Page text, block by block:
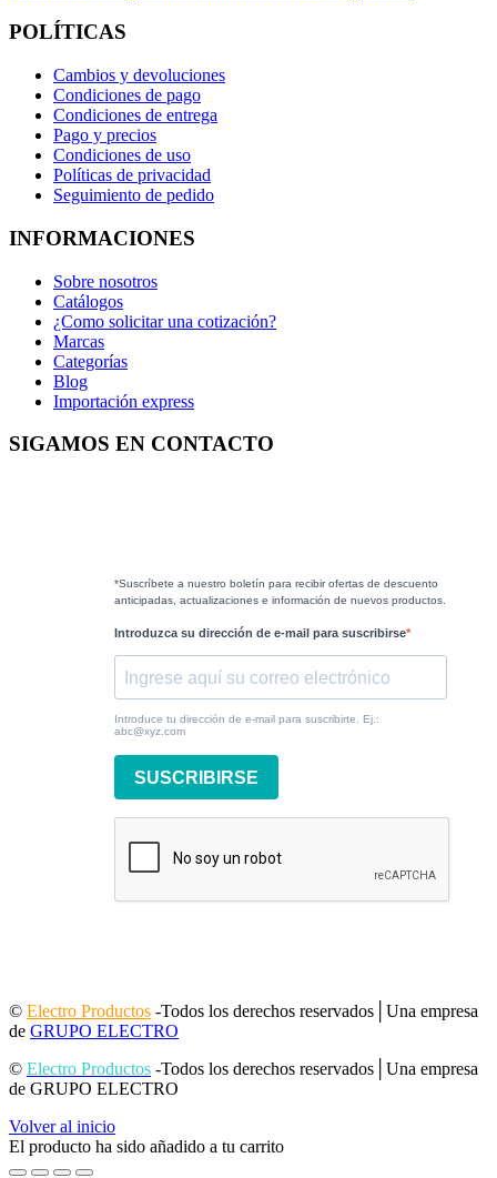
POLÍTICAS
Cambios y devoluciones
Condiciones de pago
Condiciones de entrega
Pago y precios
Condiciones de uso
Políticas de privacidad
Seguimiento de pedido
INFORMACIONES
Sobre nosotros
Catálogos
¿Como solicitar una cotización?
Marcas
Categorías
Blog
Importación express
SIGAMOS EN CONTACTO
*Suscríbete a nuestro boletín para recibir ofertas de descuento
anticipadas, actualizaciones e información de nuevos productos.
Introduzca su dirección de e-mail para suscribirse
Introduce tu dirección de e-mail para suscribirte. Ej.:
abc@xyz.com
SUSCRIBIRSE
© Electro Productos -Todos los derechos reservados│Una empresa
de GRUPO ELECTRO
© Electro Productos -Todos los derechos reservados│Una empresa
de GRUPO ELECTRO
Volver al inicio
El producto ha sido añadido a tu carrito